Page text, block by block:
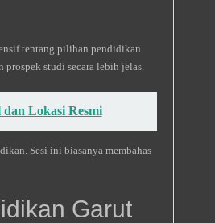
tentang pilihan pendidikan
prospek studi secara lebih jelas.
Lokasi Resmi
Sesi ini biasanya membahas
Garut